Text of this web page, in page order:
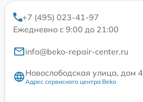
+7 (495) 023-41-97
Ежедневно с 9:00 до 21:00
info@beko-repair-center.ru
Новослободская улица, дом 4
Адрес сервисного центра Beko